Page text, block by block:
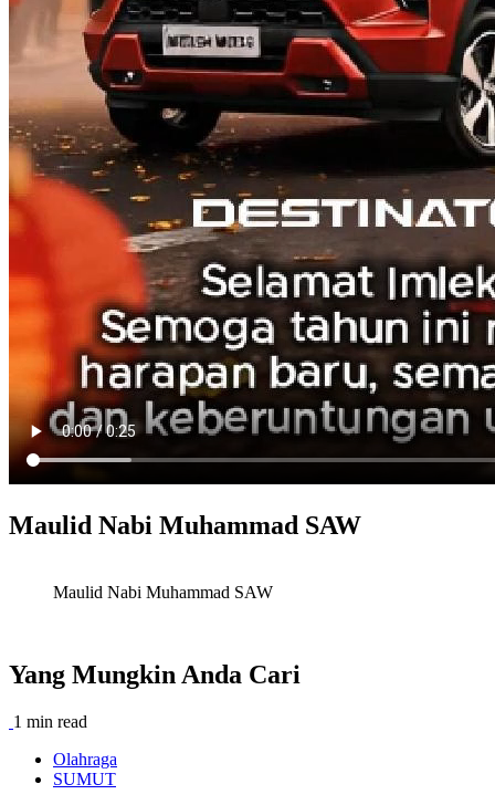
Maulid Nabi Muhammad SAW
Maulid Nabi Muhammad SAW
Yang Mungkin Anda Cari
1 min read
Olahraga
SUMUT